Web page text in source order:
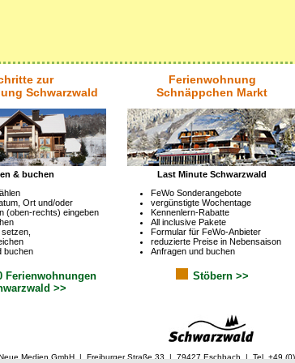
zur
Schwarzwald
Ferienwohnung
Schnäppchen Markt
& buchen
Ort und/oder
(oben-rechts) eingeben
buchen
Ferienwohnungen
>>
Last Minute Schwarzwald
FeWo Sonderangebote
vergünstigte Wochentage
Kennenlern-Rabatte
All inclusive Pakete
Formular für FeWo-Anbieter
reduzierte Preise in Nebensaison
Anfragen und buchen
Stöbern >>
Medien GmbH | Freiburger Straße 33 | 79427 Eschbach | Tel. +49